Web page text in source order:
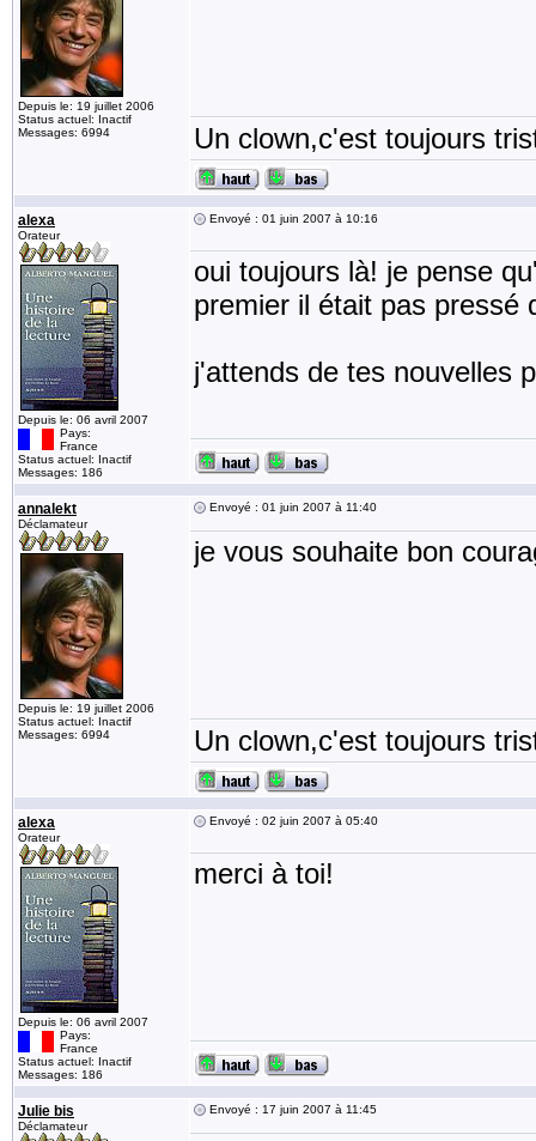
Depuis le: 19 juillet 2006
Status actuel: Inactif
Messages: 6994
Un clown,c'est toujours
alexa
Orateur
Depuis le: 06 avril 2007
Pays:
France
Status actuel: Inactif
Messages: 186
Envoyé : 01 juin 2007 à 10:16
oui toujours là! je pense
premier il était pas pressé
j'attends de tes nouvelles
annalekt
Déclamateur
Depuis le: 19 juillet 2006
Status actuel: Inactif
Messages: 6994
Envoyé : 01 juin 2007 à 11:40
je vous souhaite bon
Un clown,c'est toujours
alexa
Orateur
Depuis le: 06 avril 2007
Pays:
France
Status actuel: Inactif
Messages: 186
Envoyé : 02 juin 2007 à 05:40
merci à toi!
Julie bis
Déclamateur
Envoyé : 17 juin 2007 à 11:45